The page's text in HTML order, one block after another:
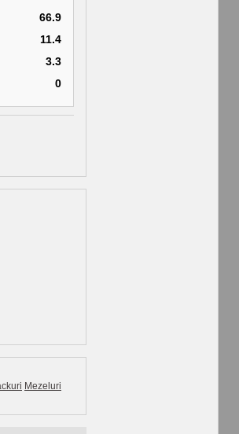
66.9
11.4
3.3
0
Mezeluri